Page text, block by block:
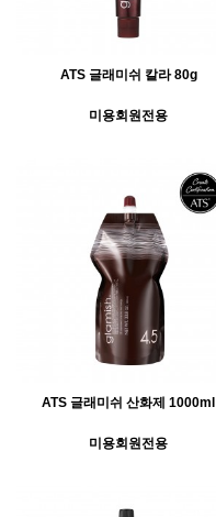
ATS 글래미쉬 칼라 80g
미용회원전용
ATS 글래미쉬 산화제 1000ml
미용회원전용